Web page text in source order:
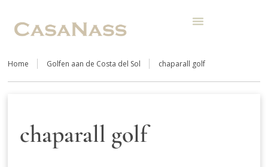
Home Golfen aan de Costa del Sol chaparall golf
chaparall golf